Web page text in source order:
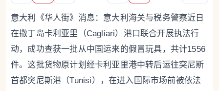
意大利《华人街》消息：意大利海关与税务警察近日
在撒丁岛卡利亚里（Cagliari）港口联合开展执法行
动，成功查获一批从中国运来的假冒玩具，共计1556
件。这批货物原计划经卡利亚里港中转后运往突尼斯
首都突尼斯港（Tunisi），在进入国际市场前被依法